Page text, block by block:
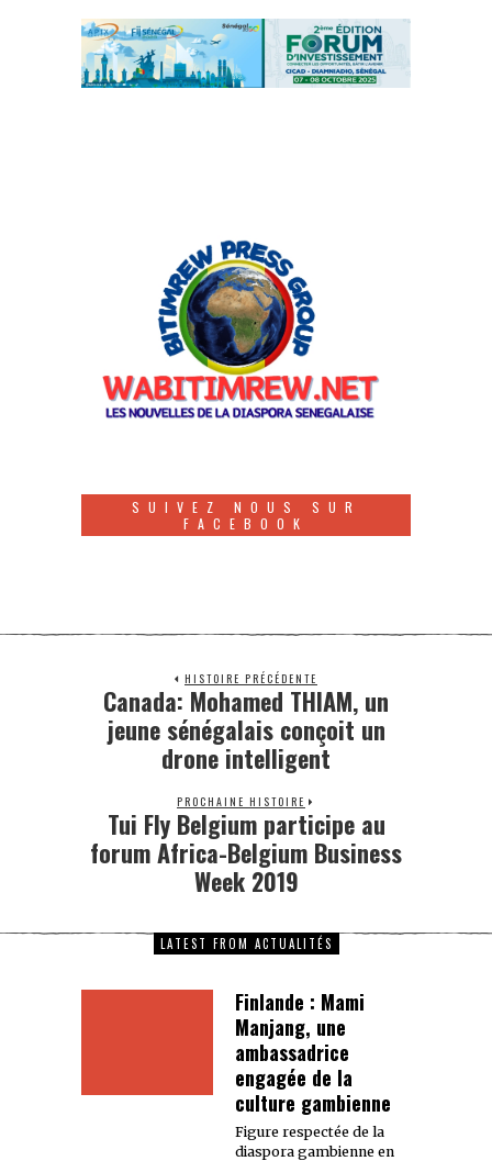
SUIVEZ NOUS SUR
FACEBOOK
HISTOIRE PRÉCÉDENTE
Canada: Mohamed THIAM, un
jeune sénégalais conçoit un
drone intelligent
PROCHAINE HISTOIRE
Tui Fly Belgium participe au
forum Africa-Belgium Business
Week 2019
LATEST FROM ACTUALITÉS
Finlande : Mami
Manjang, une
ambassadrice
engagée de la
culture gambienne
Figure respectée de la
diaspora gambienne en